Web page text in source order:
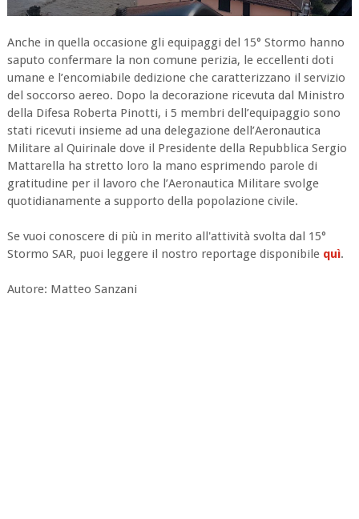
Anche in quella occasione gli equipaggi del 15° Stormo hanno
saputo confermare la non comune perizia, le eccellenti doti
umane e l’encomiabile dedizione che caratterizzano il servizio
del soccorso aereo. Dopo la decorazione ricevuta dal Ministro
della Difesa Roberta Pinotti, i 5 membri dell’equipaggio sono
stati ricevuti insieme ad una delegazione dell’Aeronautica
Militare al Quirinale dove il Presidente della Repubblica Sergio
Mattarella ha stretto loro la mano esprimendo parole di
gratitudine per il lavoro che l’Aeronautica Militare svolge
quotidianamente a supporto della popolazione civile.
Se vuoi conoscere di più in merito all'attività svolta dal 15°
Stormo SAR, puoi leggere il nostro reportage disponibile quì.
Autore: Matteo Sanzani